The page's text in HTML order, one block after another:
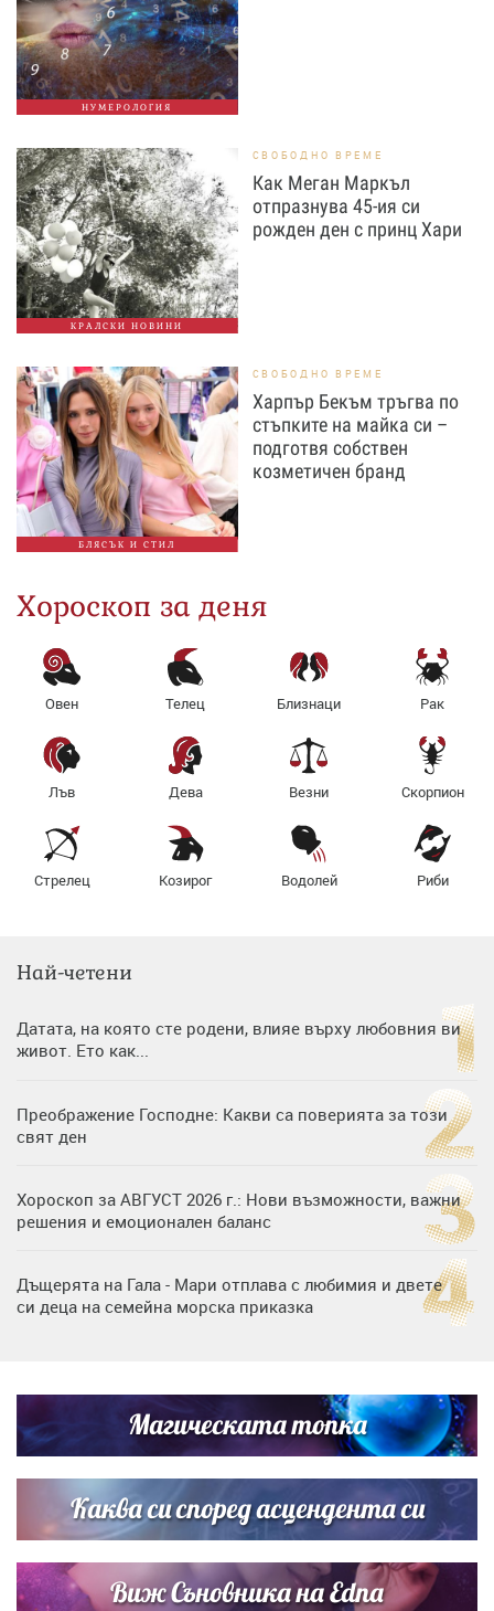
НУМЕРОЛОГИЯ
КРАЛСКИ НОВИНИ
СВОБОДНО ВРЕМЕ
Как Меган Маркъл
отпразнува 45-ия си
рожден ден с принц Хари
БЛЯСЪК И СТИЛ
СВОБОДНО ВРЕМЕ
Харпър Бекъм тръгва по
стъпките на майка си –
подготвя собствен
козметичен бранд
Хороскоп за деня
Овен Телец Близнаци Рак
Лъв Дева Везни Скорпион
Стрелец Козирог Водолей Риби
Най-четени
Датата, на която сте родени, влияе върху любовния ви
живот. Ето как...
Преображение Господне: Какви са поверията за този
свят ден
Хороскоп за АВГУСТ 2026 г.: Нови възможности, важни
решения и емоционален баланс
Дъщерята на Гала - Мари отплава с любимия и двете
си деца на семейна морска приказка
Кортни Кокс и Джим Къртис заедно на яхта
Дъщерята на Тодор Батков вдигна сватба, Стоичков и
Братя Аргирови я изненадаха с песен
Магическата топка
Каква си според асцендента си
Виж Съновника на Edna